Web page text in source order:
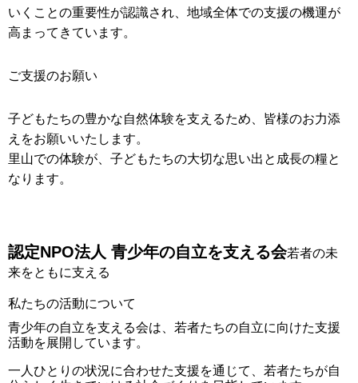
いくことの重要性が認識され、地域全体での支援の機運が
高まってきています。
ご支援のお願い
子どもたちの豊かな自然体験を支えるため、皆様のお力添
えをお願いいたします。
里山での体験が、子どもたちの大切な思い出と成長の糧と
なります。
認定NPO法人 青少年の自立を支える会若者の未
来をともに支える
私たちの活動について
青少年の自立を支える会は、若者たちの自立に向けた支援
活動を展開しています。
一人ひとりの状況に合わせた支援を通じて、若者たちが自